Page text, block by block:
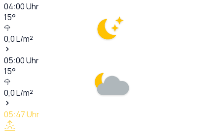
04:00Uhr
15°
0,0L/m²
05:00Uhr
15°
0,0L/m²
05:47Uhr